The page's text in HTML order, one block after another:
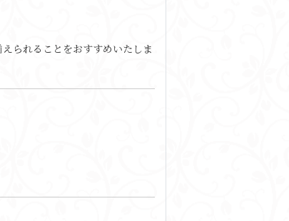
られることをおすすめいたしま